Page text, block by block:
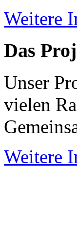
Weitere
Das
Unser
vielen
Weitere